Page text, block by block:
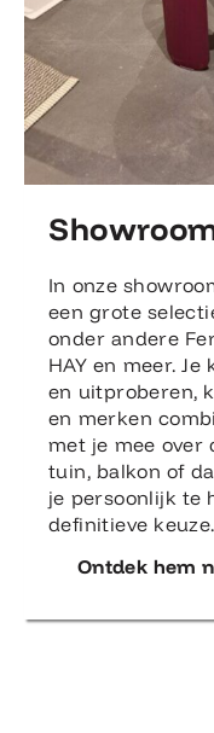
In onze
een grote
onder andere
HAY en meer.
en uitproberen,
en merken
met je mee over
tuin, balkon of
je persoonlijk te
definitieve keuze.
Ontdek hem